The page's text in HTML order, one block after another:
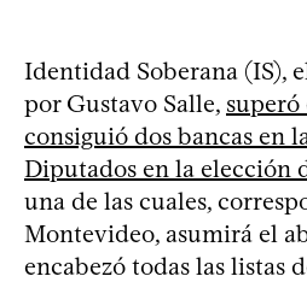
Identidad Soberana (IS),
por Gustavo Salle, superó
consiguió dos bancas en
Diputados en la elección
una de las cuales,
Montevideo, asumirá el
encabezó todas las listas